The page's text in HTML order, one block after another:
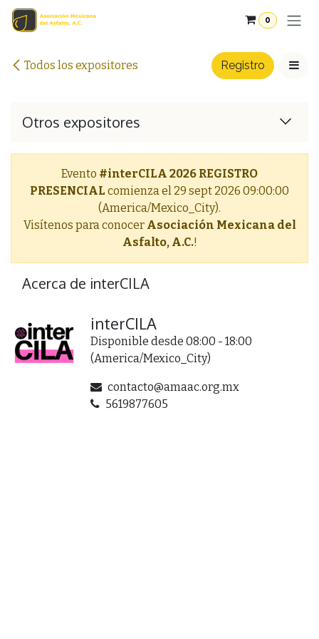
Ir al contenido
0
Todos los expositores Registro
Otros expositores
Evento #interCILA 2026 REGISTRO
PRESENCIAL comienza el 29 sept 2026 09:00:00
(America/Mexico_City).
Visítenos para conocer Asociación Mexicana del
Asfalto, A.C.!
Acerca de interCILA
interCILA
Disponible desde 08:00 - 18:00
(America/Mexico_City)
contacto@amaac.org.mx
5619877605